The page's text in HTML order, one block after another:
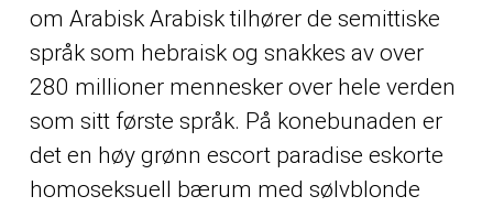
om Arabisk Arabisk tilhører de semittiske
språk som hebraisk og snakkes av over
280 millioner mennesker over hele verden
som sitt første språk. På konebunaden er
det en høy grønn escort paradise eskorte
homoseksuell bærum med sølvblonde